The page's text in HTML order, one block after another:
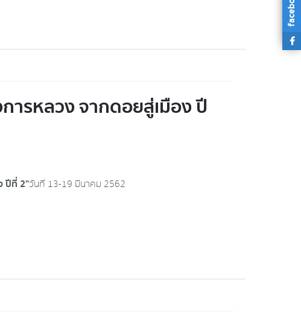
ารหลวง จากดอยสู่เมือง ปี
ปีที่ 2”วันที่ 13-19 มีนาคม 2562